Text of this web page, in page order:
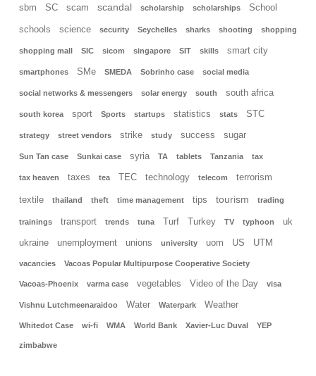
sbm SC scam scandal scholarship scholarships School
schools science security Seychelles sharks shooting shopping
shopping mall SIC sicom singapore SIT skills smart city
smartphones SMe SMEDA Sobrinho case social media
social networks & messengers solar energy south south africa
south korea sport Sports startups statistics stats STC
strategy street vendors strike study success sugar
Sun Tan case Sunkai case syria TA tablets Tanzania tax
tax heaven taxes tea TEC technology telecom terrorism
textile thailand theft time management tips tourism trading
trainings transport trends tuna Turf Turkey TV typhoon uk
ukraine unemployment unions university uom US UTM
vacancies Vacoas Popular Multipurpose Cooperative Society
Vacoas-Phoenix varma case vegetables Video of the Day visa
Vishnu Lutchmeenaraidoo Water Waterpark Weather
Whitedot Case wi-fi WMA World Bank Xavier-Luc Duval YEP
zimbabwe